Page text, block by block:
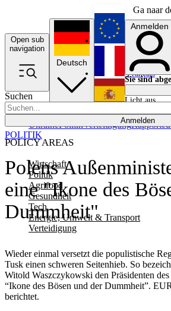
Ga naar
Open sub
navigation
Suchen
Anmelden
POLICY AREAS
Wirtschaft
Politik
Agrifood
Gesundheit
Tech
Energie, Umwelt & Transport
Verteidigung
UkrainePolitikVerteidigung
Deutsch
English
Français
Anmelden
Sie sind
Licht aus
Polens
eine "Ikone des
Dummheit"
Wieder einmal versetzt die populistische
Tusk einen schweren Seitenhieb. So
Witold Waszczykowski den Präsidenten
“Ikone des Bösen und der Dummheit”.
berichtet.
POLITIK